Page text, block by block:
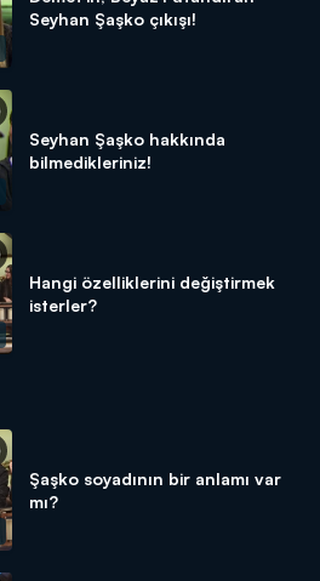
Seyhan Şaşko çıkışı!
Seyhan Şaşko hakkında
bilmedikleriniz!
Hangi özelliklerini değiştirmek
isterler?
Şaşko soyadının bir anlamı var
mı?